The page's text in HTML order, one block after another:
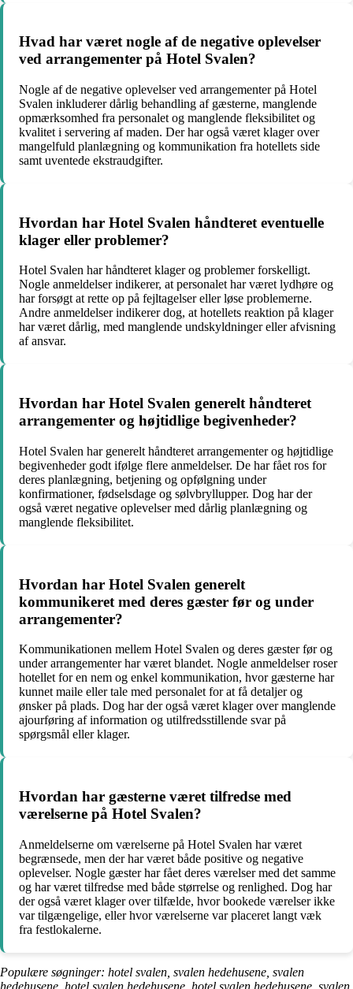
Hvad har været nogle af de negative oplevelser
ved arrangementer på Hotel Svalen?
Nogle af de negative oplevelser ved arrangementer på Hotel
Svalen inkluderer dårlig behandling af gæsterne, manglende
opmærksomhed fra personalet og manglende fleksibilitet og
kvalitet i servering af maden. Der har også været klager over
mangelfuld planlægning og kommunikation fra hotellets side
samt uventede ekstraudgifter.
Hvordan har Hotel Svalen håndteret eventuelle
klager eller problemer?
Hotel Svalen har håndteret klager og problemer forskelligt.
Nogle anmeldelser indikerer, at personalet har været lydhøre og
har forsøgt at rette op på fejltagelser eller løse problemerne.
Andre anmeldelser indikerer dog, at hotellets reaktion på klager
har været dårlig, med manglende undskyldninger eller afvisning
af ansvar.
Hvordan har Hotel Svalen generelt håndteret
arrangementer og højtidlige begivenheder?
Hotel Svalen har generelt håndteret arrangementer og højtidlige
begivenheder godt ifølge flere anmeldelser. De har fået ros for
deres planlægning, betjening og opfølgning under
konfirmationer, fødselsdage og sølvbryllupper. Dog har der
også været negative oplevelser med dårlig planlægning og
manglende fleksibilitet.
Hvordan har Hotel Svalen generelt
kommunikeret med deres gæster før og under
arrangementer?
Kommunikationen mellem Hotel Svalen og deres gæster før og
under arrangementer har været blandet. Nogle anmeldelser roser
hotellet for en nem og enkel kommunikation, hvor gæsterne har
kunnet maile eller tale med personalet for at få detaljer og
ønsker på plads. Dog har der også været klager over manglende
ajourføring af information og utilfredsstillende svar på
spørgsmål eller klager.
Hvordan har gæsterne været tilfredse med
værelserne på Hotel Svalen?
Anmeldelserne om værelserne på Hotel Svalen har været
begrænsede, men der har været både positive og negative
oplevelser. Nogle gæster har fået deres værelser med det samme
og har været tilfredse med både størrelse og renlighed. Dog har
der også været klager over tilfælde, hvor bookede værelser ikke
var tilgængelige, eller hvor værelserne var placeret langt væk
fra festlokalerne.
Populære søgninger: hotel svalen, svalen hedehusene, svalen
hedehusene, hotel svalen hedehusene, hotel svalen hedehusene, svalen